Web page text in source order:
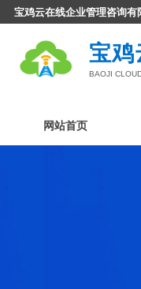
宝鸡云在线企业管理咨询有
宝鸡
BAOJI
网站首页